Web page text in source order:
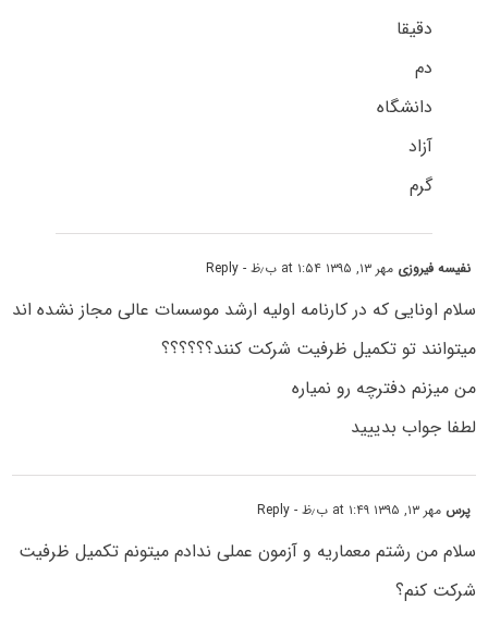
دقیقا
دم
دانشگاه
آزاد
گرم
نفیسه فیروزی مهر ۱۳, ۱۳۹۵ at ۱:۵۴ ب٫ظ - Reply
سلام اونایی که در کارنامه اولیه ارشد موسسات عالی مجاز نشده اند
میتوانند تو تکمیل ظرفیت شرکت کنند؟؟؟؟؟؟
من میزنم دفترچه رو نمیاره
لطفا جواب بدییید
پرس مهر ۱۳, ۱۳۹۵ at ۱:۴۹ ب٫ظ - Reply
سلام من رشتم معماریه و آزمون عملی ندادم میتونم تکمیل ظرفیت
شرکت کنم؟